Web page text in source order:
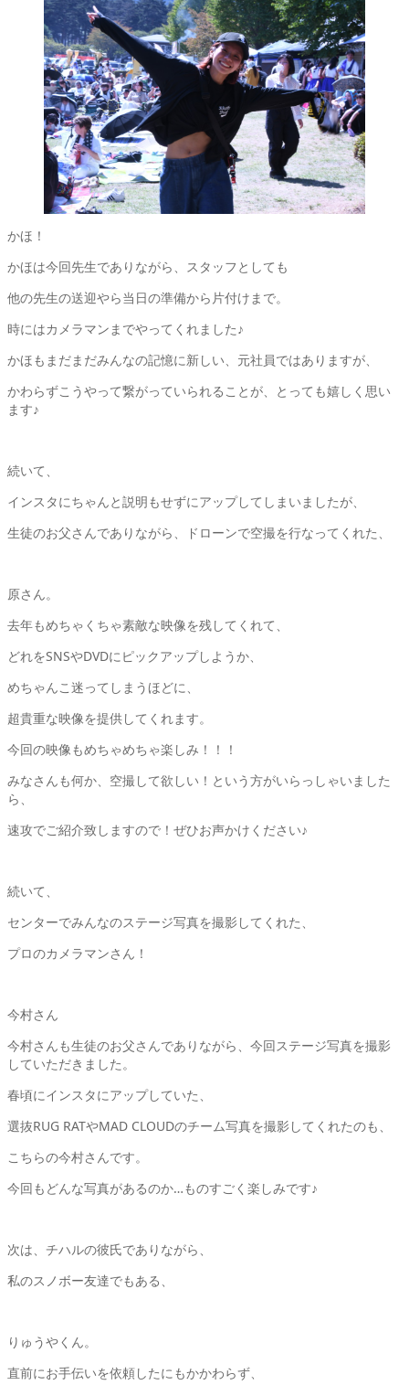
かほ！
かほは今回先生でありながら、スタッフとしても
他の先生の送迎やら当日の準備から片付けまで。
時にはカメラマンまでやってくれました♪
かほもまだまだみんなの記憶に新しい、元社員ではありますが、
かわらずこうやって繋がっていられることが、とっても嬉しく思い
ます♪
続いて、
インスタにちゃんと説明もせずにアップしてしまいましたが、
生徒のお父さんでありながら、ドローンで空撮を行なってくれた、
原さん。
去年もめちゃくちゃ素敵な映像を残してくれて、
どれをSNSやDVDにピックアップしようか、
めちゃんこ迷ってしまうほどに、
超貴重な映像を提供してくれます。
今回の映像もめちゃめちゃ楽しみ！！！
みなさんも何か、空撮して欲しい！という方がいらっしゃいました
ら、
速攻でご紹介致しますので！ぜひお声かけください♪
続いて、
センターでみんなのステージ写真を撮影してくれた、
プロのカメラマンさん！
今村さん
今村さんも生徒のお父さんでありながら、今回ステージ写真を撮影
していただきました。
春頃にインスタにアップしていた、
選抜RUG RATやMAD CLOUDのチーム写真を撮影してくれたのも、
こちらの今村さんです。
今回もどんな写真があるのか…ものすごく楽しみです♪
次は、チハルの彼氏でありながら、
私のスノボー友達でもある、
りゅうやくん。
直前にお手伝いを依頼したにもかかわらず、